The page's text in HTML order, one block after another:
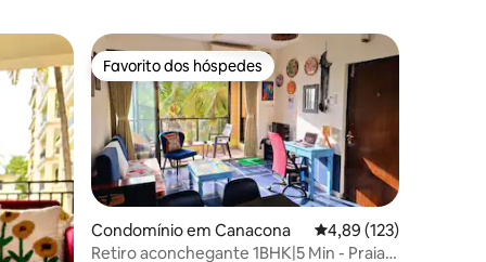
Favorito dos hóspedes
Favorito dos hóspedes
Condomínio em Canacona Classificação média
4,89 (123)
Retiro aconchegante 1BHK|5 Min - Praias